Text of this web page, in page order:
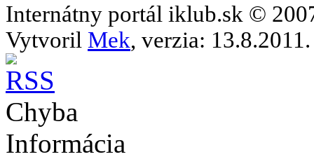
Internátny portál iklub.sk ©
Vytvoril Mek, verzia: 13.8.2011.
Chyba
Informácia